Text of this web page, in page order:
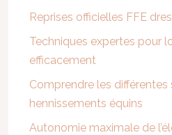
Reprises officielles FFE
Techniques expertes pour
efficacement
Comprendre les différentes
hennissements équins
Autonomie maximale de